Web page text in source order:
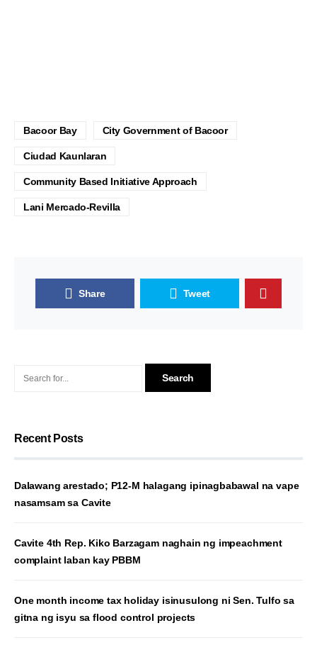
Bacoor Bay City Government of Bacoor
Ciudad Kaunlaran
Community Based Initiative Approach
Lani Mercado-Revilla
Share Tweet
Recent Posts
Dalawang arestado; P12-M halagang ipinagbabawal na vape
nasamsam sa Cavite
Cavite 4th Rep. Kiko Barzagam naghain ng impeachment
complaint laban kay PBBM
One month income tax holiday isinusulong ni Sen. Tulfo sa
gitna ng isyu sa flood control projects